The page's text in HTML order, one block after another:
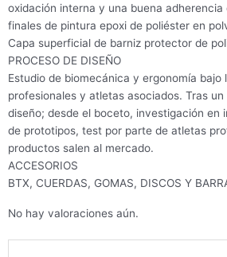
oxidación interna y una buena
finales de pintura epoxi de poliéster en
Capa superficial de barniz protector de
PROCESO DE DISEÑO
Estudio de biomecánica y ergonomía bajo
profesionales y atletas asociados. Tras
diseño; desde el boceto, investigación en
de prototipos, test por parte de atletas
productos salen al mercado.
ACCESORIOS
BTX, CUERDAS, GOMAS, DISCOS Y
No hay valoraciones aún.